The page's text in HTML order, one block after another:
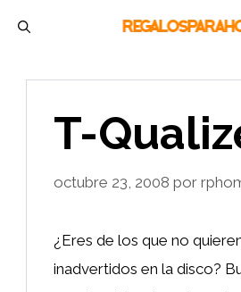
T-
octubre 23, 2008 por
¿Eres de los que no
inadvertidos en la disco?